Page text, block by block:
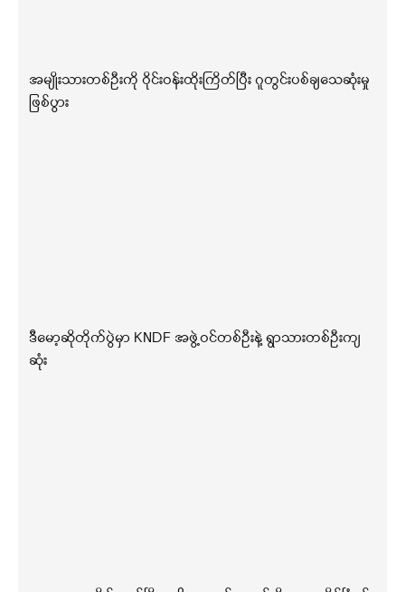
အမျိုးသားတစ်ဦးကို ဝိုင်းဝန်းထိုးကြိတ်ပြီး ဂူတွင်းပစ်ချသေဆုံးမှု
ဖြစ်ပွား
ဒီမော့ဆိုတိုက်ပွဲမှာ KNDF အဖွဲ့ဝင်တစ်ဦးနဲ့ ရွာသားတစ်ဦးကျ
ဆုံး